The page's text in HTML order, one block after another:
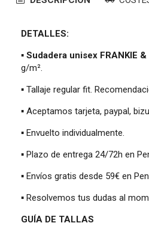
DETALLES:
▪Sudadera unisex FRANKIE
g/m².
▪ Tallaje regular fit.
▪ Aceptamos tarjeta, paypal,
▪ Envuelto individualmente.
▪ Plazo de entrega 24/72h en
▪ Envíos gratis desde 59€ en
▪ Resolvemos tus dudas al
GUÍA DE TALLAS